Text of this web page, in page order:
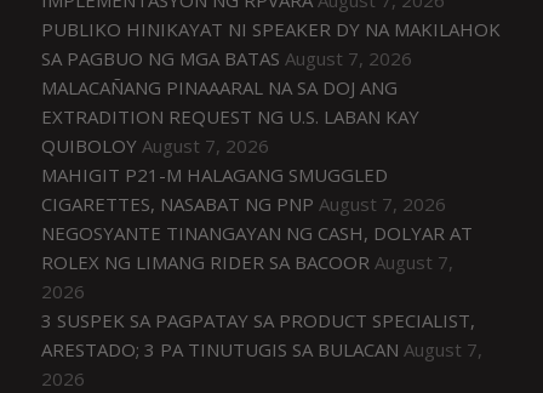
PUBLIKO HINIKAYAT NI SPEAKER DY NA MAKILAHOK
SA PAGBUO NG MGA BATAS August 7, 2026
MALACAÑANG PINAAARAL NA SA DOJ ANG
EXTRADITION REQUEST NG U.S. LABAN KAY
QUIBOLOY August 7, 2026
MAHIGIT P21-M HALAGANG SMUGGLED
CIGARETTES, NASABAT NG PNP August 7, 2026
NEGOSYANTE TINANGAYAN NG CASH, DOLYAR AT
ROLEX NG LIMANG RIDER SA BACOOR August 7,
2026
3 SUSPEK SA PAGPATAY SA PRODUCT SPECIALIST,
ARESTADO; 3 PA TINUTUGIS SA BULACAN August 7,
2026